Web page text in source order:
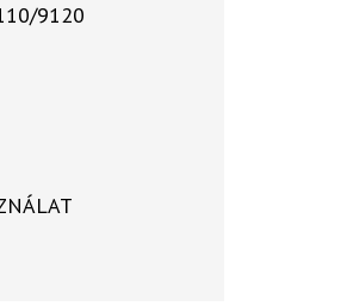
9120